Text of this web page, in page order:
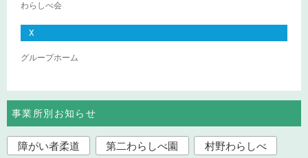
わらしべ会
X
グループホーム
事業所別お知らせ
障がい者柔道 第二わらしべ園
村野わらしべ